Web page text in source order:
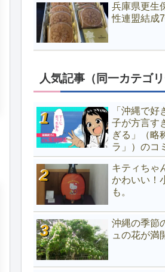
兵庫県更生
性連盟結成
人気記事（同一カテゴリ
「沖縄で好
子が方言す
ぎる」（略
ラ」）のコ
2巻発売記
開！ で、
つけて三線
みる
キティちゃ
かわいい！
も。
沖縄の季節
ュの花が満